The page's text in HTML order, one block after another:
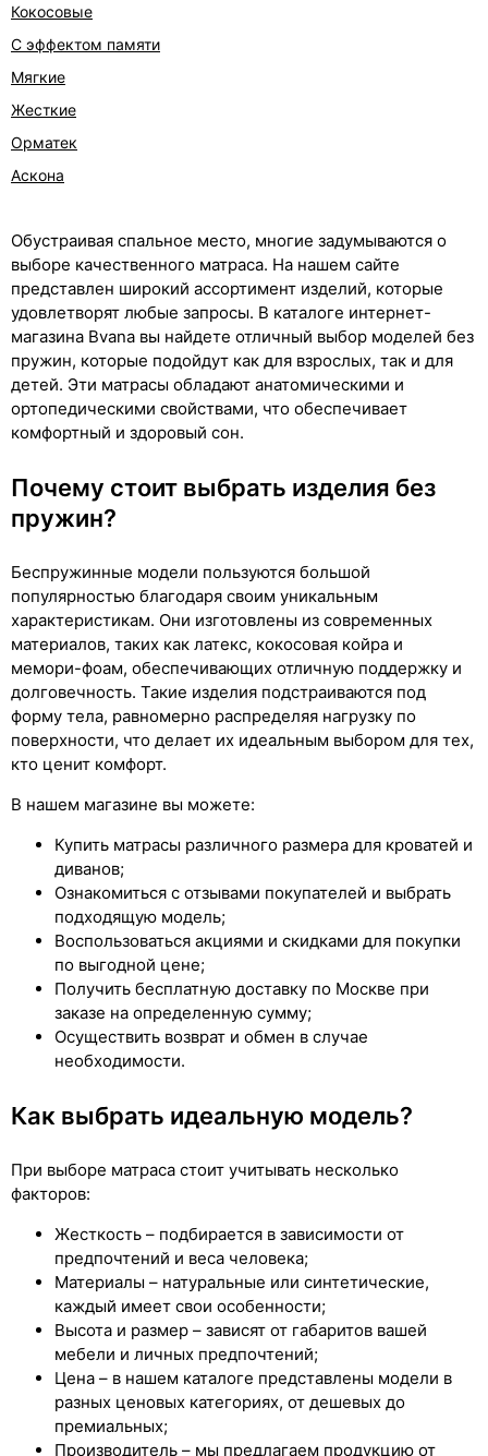
Кокосовые
С эффектом памяти
Мягкие
Жесткие
Орматек
Аскона
Обустраивая спальное место, многие задумываются о
выборе качественного матраса. На нашем сайте
представлен широкий ассортимент изделий, которые
удовлетворят любые запросы. В каталоге интернет-
магазина Bvana вы найдете отличный выбор моделей без
пружин, которые подойдут как для взрослых, так и для
детей. Эти матрасы обладают анатомическими и
ортопедическими свойствами, что обеспечивает
комфортный и здоровый сон.
Почему стоит выбрать изделия без
пружин?
Беспружинные модели пользуются большой
популярностью благодаря своим уникальным
характеристикам. Они изготовлены из современных
материалов, таких как латекс, кокосовая койра и
мемори-фоам, обеспечивающих отличную поддержку и
долговечность. Такие изделия подстраиваются под
форму тела, равномерно распределяя нагрузку по
поверхности, что делает их идеальным выбором для тех,
кто ценит комфорт.
В нашем магазине вы можете:
Купить матрасы различного размера для кроватей и
диванов;
Ознакомиться с отзывами покупателей и выбрать
подходящую модель;
Воспользоваться акциями и скидками для покупки
по выгодной цене;
Получить бесплатную доставку по Москве при
заказе на определенную сумму;
Осуществить возврат и обмен в случае
необходимости.
Как выбрать идеальную модель?
При выборе матраса стоит учитывать несколько
факторов:
Жесткость – подбирается в зависимости от
предпочтений и веса человека;
Материалы – натуральные или синтетические,
каждый имеет свои особенности;
Высота и размер – зависят от габаритов вашей
мебели и личных предпочтений;
Цена – в нашем каталоге представлены модели в
разных ценовых категориях, от дешевых до
премиальных;
Производитель – мы предлагаем продукцию от